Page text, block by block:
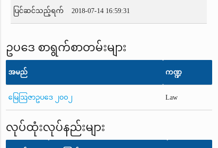
ပြင်ဆင်သည့်ရက် 2018-07-14 16:59:31
ဥပဒေ စာရွက်စာတမ်းများ
အမည် ကဏ္ဍ
မြေဩဇာဥပဒေ ၂၀၀၂ Law
လုပ်ထုံးလုပ်နည်းများ